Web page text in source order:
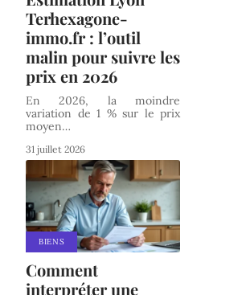
Terhexagone-
immo.fr : l’outil
malin pour suivre les
prix en 2026
En 2026, la moindre
variation de 1 % sur le prix
moyen…
31 juillet 2026
BIENS
Comment
interpréter une